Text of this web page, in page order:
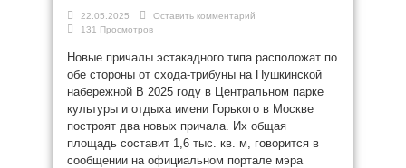
22.05.2025
Оставить комментарий
131 Просмотров
Новые причалы эстакадного типа расположат по
обе стороны от схода-трибуны на Пушкинской
набережной В 2025 году в Центральном парке
культуры и отдыха имени Горького в Москве
построят два новых причала. Их общая
площадь составит 1,6 тыс. кв. м, говорится в
сообщении на официальном портале мэра